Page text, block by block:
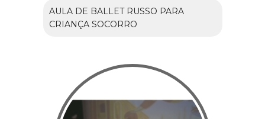
AULA DE BALLET RUSSO PARA
CRIANÇA SOCORRO